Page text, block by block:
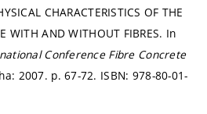
CHARACTERISTICS OF THE
WITH AND WITHOUT FIBRES. In
Conference Fibre Concrete
2007. p. 67-72. ISBN: 978-80-01-